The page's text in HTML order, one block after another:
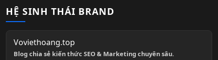
HỆ SINH THÁI BRAND
Voviethoang.top
Blog chia sẻ kiến thức SEO & Marketing chuyên sâu.